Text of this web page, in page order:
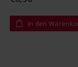
In den